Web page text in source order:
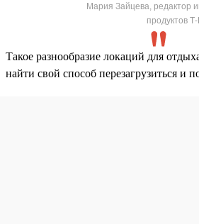
Мария Зайцева, редактор
продуктов
Такое разнообразие локаций для
найти свой способ перезагрузиться и